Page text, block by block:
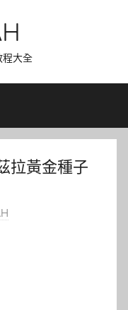
程大全
拉黃金種子